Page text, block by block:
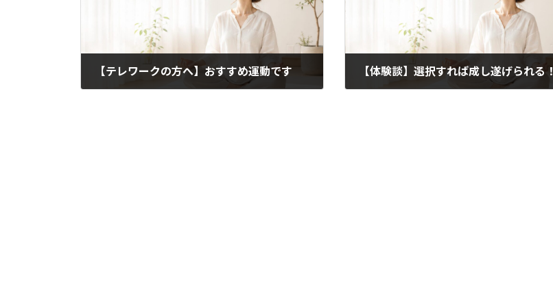
【テレワークの方へ】おすすめ運動です 【体験談】選択すれば成し遂げられる！